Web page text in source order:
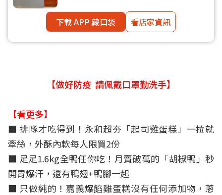
下載 APP 藏口袋 看店家資訊
【做好防疫 請佩戴口罩勤洗手】
【看更多】
■排隊才吃得到！永和超夯「起司雞蛋糕」一拉就
牽絲，外酥內軟每人限買2份
■ 足足1.6kg全鴨任你吃！月賣破萬的「胡椒鴨」秒
開胃爆汗，還有鴨翅+鴨腳一起
■ 只做純的！嘉義爆餡雞蛋糕沒有任何添加物，蔥